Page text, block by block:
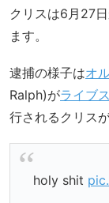
クリスは6月27
ます。
逮捕の様子はオ
Ralph)がライブ
行されるクリス
holy shit